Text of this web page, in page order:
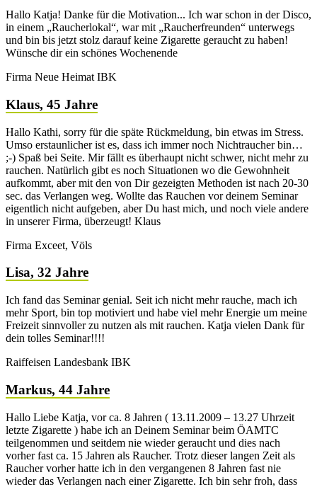
Hallo Katja! Danke für die Motivation... Ich war schon in der Disco,
in einem „Raucherlokal“, war mit „Raucherfreunden“ unterwegs
und bin bis jetzt stolz darauf keine Zigarette geraucht zu haben!
Wünsche dir ein schönes Wochenende
Firma Neue Heimat IBK
Klaus, 45 Jahre
Hallo Kathi, sorry für die späte Rückmeldung, bin etwas im Stress.
Umso erstaunlicher ist es, dass ich immer noch Nichtraucher bin…
;-) Spaß bei Seite. Mir fällt es überhaupt nicht schwer, nicht mehr zu
rauchen. Natürlich gibt es noch Situationen wo die Gewohnheit
aufkommt, aber mit den von Dir gezeigten Methoden ist nach 20-30
sec. das Verlangen weg. Wollte das Rauchen vor deinem Seminar
eigentlich nicht aufgeben, aber Du hast mich, und noch viele andere
in unserer Firma, überzeugt! Klaus
Firma Exceet, Völs
Lisa, 32 Jahre
Ich fand das Seminar genial. Seit ich nicht mehr rauche, mach ich
mehr Sport, bin top motiviert und habe viel mehr Energie um meine
Freizeit sinnvoller zu nutzen als mit rauchen. Katja vielen Dank für
dein tolles Seminar!!!!
Raiffeisen Landesbank IBK
Markus, 44 Jahre
Hallo Liebe Katja, vor ca. 8 Jahren ( 13.11.2009 – 13.27 Uhrzeit
letzte Zigarette ) habe ich an Deinem Seminar beim ÖAMTC
teilgenommen und seitdem nie wieder geraucht und dies nach
vorher fast ca. 15 Jahren als Raucher. Trotz dieser langen Zeit als
Raucher vorher hatte ich in den vergangenen 8 Jahren fast nie
wieder das Verlangen nach einer Zigarette. Ich bin sehr froh, dass